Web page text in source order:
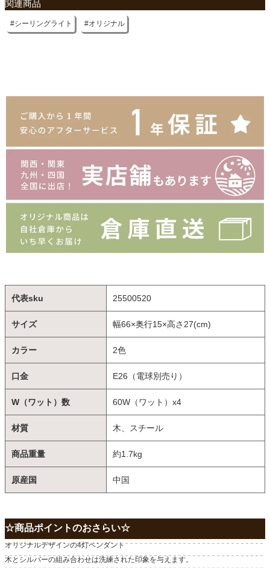
関連商品
シーリングライト オリジナル
代表sku 25500520
サイズ 幅66×奥行15×高さ27(cm)
カラー 2色
口金 E26（電球別売り）
W（ワット）数 60W（ワット）x4
材質 木、スチール
商品重量 約1.7kg
原産国 中国
☆商品ポイントのおさらい☆
オリジナルデザインの4灯ペンダント
木とシルバーの組み合わせは洗練された印象を与えます。